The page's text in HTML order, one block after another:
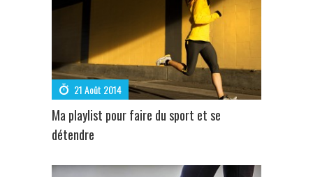
21 Août 2014
Ma playlist pour faire du sport et se
détendre